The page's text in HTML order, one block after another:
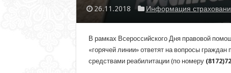
26.11.2018 Информация
В рамках Всероссийского Дня правовой
«горячей линии» ответят на вопросы
средствами реабилитации (по номеру